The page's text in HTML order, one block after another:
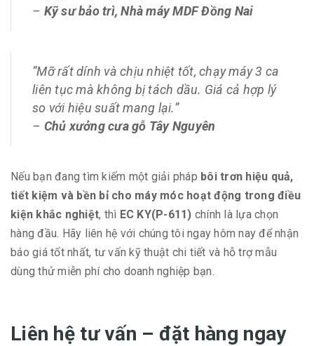
– Kỹ sư bảo trì, Nhà máy MDF Đồng Nai
“Mỡ rất dính và chịu nhiệt tốt, chạy máy 3 ca
liên tục mà không bị tách dầu. Giá cả hợp lý
so với hiệu suất mang lại.”
– Chủ xưởng cưa gỗ Tây Nguyên
Nếu bạn đang tìm kiếm một giải pháp bôi trơn hiệu quả,
tiết kiệm và bền bỉ cho máy móc hoạt động trong điều
kiện khắc nghiệt, thì EC KY(P-611) chính là lựa chọn
hàng đầu. Hãy liên hệ với chúng tôi ngay hôm nay để nhận
báo giá tốt nhất, tư vấn kỹ thuật chi tiết và hỗ trợ mẫu
dùng thử miễn phí cho doanh nghiệp bạn.
Liên hệ tư vấn – đặt hàng ngay